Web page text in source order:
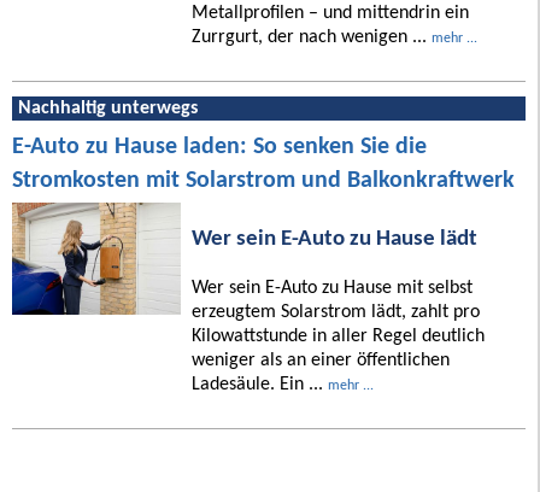
Metallprofilen – und mittendrin ein
Zurrgurt, der nach wenigen ... mehr ...
Nachhaltig unterwegs
E-Auto zu Hause laden: So senken Sie die
Stromkosten mit Solarstrom und Balkonkraftwerk
Wer sein E-Auto zu Hause lädt
Wer sein E-Auto zu Hause mit selbst
erzeugtem Solarstrom lädt, zahlt pro
Kilowattstunde in aller Regel deutlich
weniger als an einer öffentlichen
Ladesäule. Ein ... mehr ...